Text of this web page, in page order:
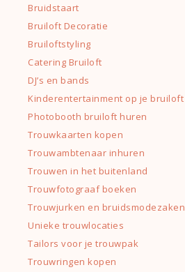
Bruidstaart
Bruiloft Decoratie
Bruiloftstyling
Catering Bruiloft
DJ’s en bands
Kinderentertainment op je bruiloft
Photobooth bruiloft huren
Trouwkaarten kopen
Trouwambtenaar inhuren
Trouwen in het buitenland
Trouwfotograaf boeken
Trouwjurken en bruidsmodezaken
Unieke trouwlocaties
Tailors voor je trouwpak
Trouwringen kopen